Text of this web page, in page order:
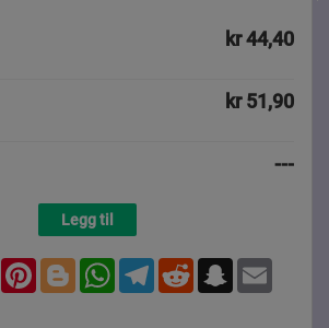
kr 44,40
kr 51,90
---
Legg til
FacebookPinterestBloggerWhatsAppTelegramReddit Snapchat